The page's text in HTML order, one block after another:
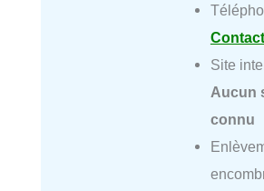
Site
Aucun
connu